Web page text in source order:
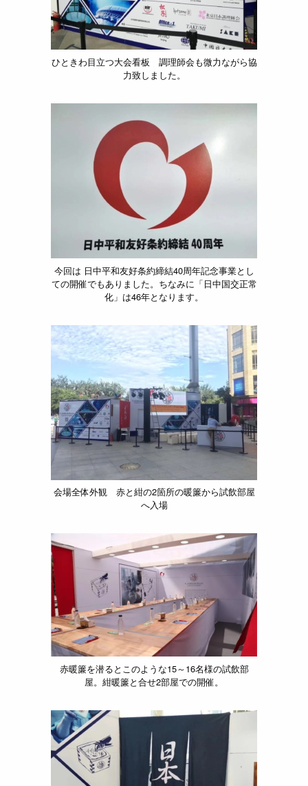
ひときわ目立つ大会看板 調理師会も微力ながら協
力致しました。
今回は 日中平和友好条約締結40周年記念事業とし
ての開催でもありました。ちなみに「日中国交正常
化」は46年となります。
会場全体外観 赤と紺の2箇所の暖簾から試飲部屋
へ入場
赤暖簾を潜るとこのような15～16名様の試飲部
屋。紺暖簾と合せ2部屋での開催。